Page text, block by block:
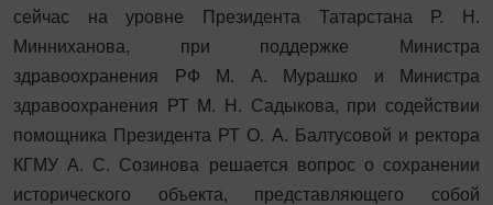
сейчас на уровне Президента Татарстана Р. Н.
Минниханова, при поддержке Министра
здравоохранения РФ М. А. Мурашко и Министра
здравоохранения РТ М. Н. Садыкова, при содействии
помощника Президента РТ О. А. Балтусовой и ректора
КГМУ А. С. Созинова решается вопрос о сохранении
исторического объекта, представляющего собой